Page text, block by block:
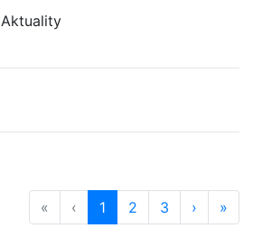
Aktuality
« prvá strana
‹ predošlá strana
strana
1 (aktuálna)
strana
2 strana
3 ďalšia
› »